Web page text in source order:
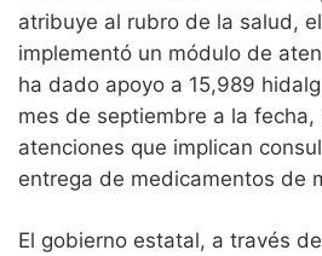
atribuye al rubro de la salud,
implementó un módulo de
ha dado apoyo a 15,989
mes de septiembre a la fecha,
atenciones que implican
entrega de medicamentos de
El gobierno estatal, a través